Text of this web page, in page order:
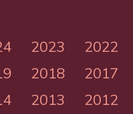
2023
2022
2018
2017
2013
2012